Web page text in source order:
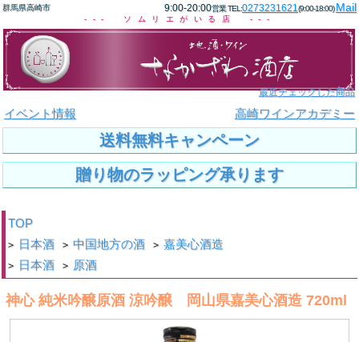
群馬県高崎市 9:00-20:00営業 TEL:0273231621(9:00-18:00)Mail
--- ソムリエがいる店 ---
最近チェックした商品
イベント情報 高崎ワインアカデミー
送料無料キャンペーン
贈り物のラッピング承ります
TOP
> 日本酒 > 中国地方の酒 > 嘉美心酒造
> 日本酒 > 原酒
神心 純米吟醸原酒 涼吟醸 岡山県嘉美心酒造 720ml